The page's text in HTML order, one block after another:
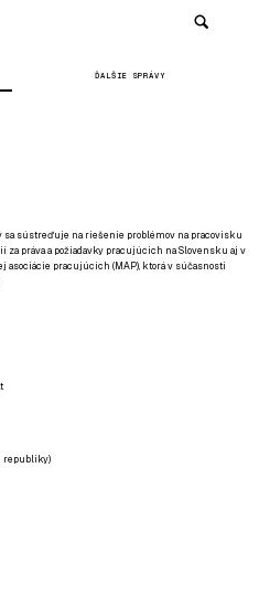
ĎALŠIE SPRÁVY
sústreďuje na riešenie problémov na pracovisku
práva a požiadavky pracujúcich na Slovensku aj v
asociácie pracujúcich (MAP), ktorá v súčasnosti
republiky)